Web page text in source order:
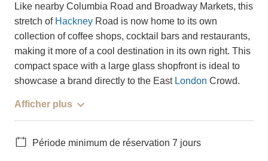
Like nearby Columbia Road and Broadway Markets, this
stretch of Hackney Road is now home to its own
collection of coffee shops, cocktail bars and restaurants,
making it more of a cool destination in its own right. This
compact space with a large glass shopfront is ideal to
showcase a brand directly to the East London Crowd.
Afficher plus
Période minimum de réservation 7 jours